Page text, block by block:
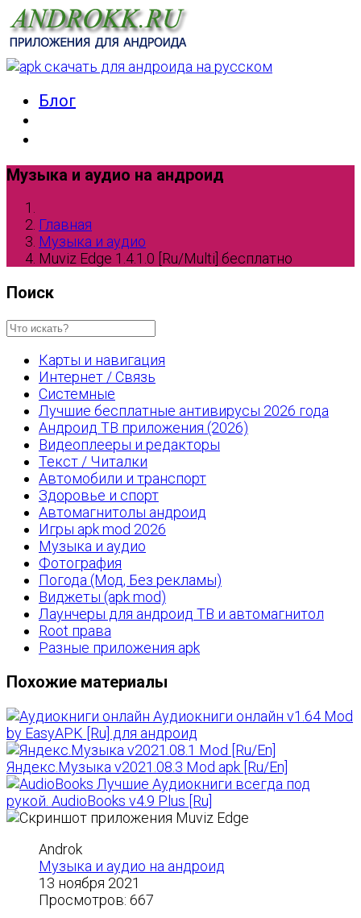
Блог
Музыка и аудио на андроид
Главная
Музыка и аудио
Muviz Edge 1.4.1.0 [Ru/Multi] бесплатно
Поиск
Карты и навигация
Интернет / Связь
Системные
Лучшие бесплатные антивирусы 2026 года
Андроид ТВ приложения (2026)
Видеоплееры и редакторы
Текст / Читалки
Автомобили и транспорт
Здоровье и спорт
Автомагнитолы андроид
Игры apk mod 2026
Музыка и аудио
Фотография
Погода (Мод, Без рекламы)
Виджеты (apk mod)
Лаунчеры для андроид ТВ и автомагнитол
Root права
Разные приложения apk
Похожие материалы
Аудиокниги онлайн v1.64 Mod
by EasyAPK [Ru] для андроид
Яндекс.Музыка v2021.08.3 Mod apk [Ru/En]
Лучшие Аудиокниги всегда под
рукой. AudioBooks v4.9 Plus [Ru]
Androk
Музыка и аудио на андроид
13 ноября 2021
Просмотров: 667